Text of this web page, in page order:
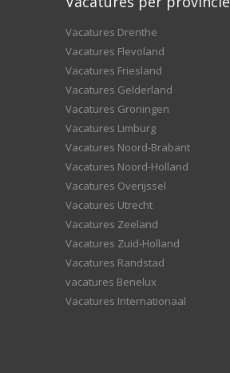
Vacatures Drenthe
Vacatures Flevoland
Vacatures Friesland
Vacatures Gelderland
Vacatures Groningen
Vacatures Limburg
Vacatures Noord-Brabant
Vacatures Noord-Holland
Vacatures Overijssel
Vacatures Utrecht
Vacatures Zeeland
Vacatures Zuid-Holland
Vacatures Randstad
vacatures Benelux
Vacatures Internationaal